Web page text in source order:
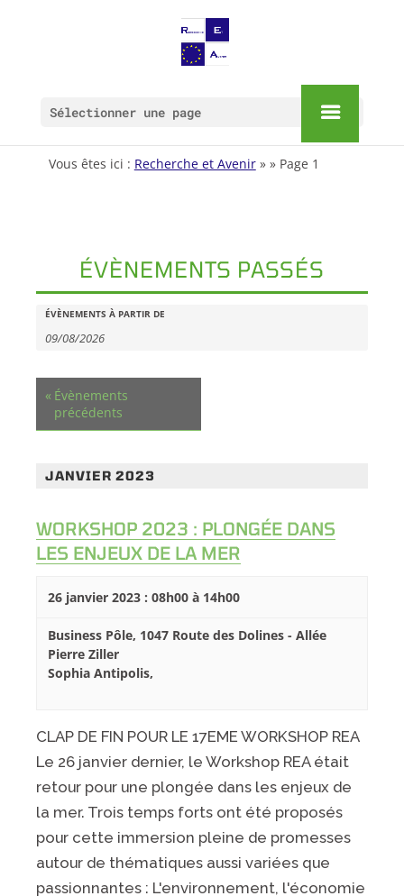
Sélectionner une page
Vous êtes ici : Recherche et Avenir» » Page 1
ÉVÈNEMENTS PASSÉS
RECHERCHE
ET
NAVIGATION
DE
VUES
Rechercher
Évènements
ÉVÈNEMENTS À PARTIR DE
« Évènements
précédents
JANVIER 2023
WORKSHOP 2023 : PLONGÉE DANS
LES ENJEUX DE LA MER
26 janvier 2023 : 08h00 à 14h00
Business Pôle, 1047 Route des Dolines - Allée
Pierre Ziller
Sophia Antipolis,
CLAP DE FIN POUR LE 17EME WORKSHOP REA
Le 26 janvier dernier, le Workshop REA était
retour pour une plongée dans les enjeux de
la mer. Trois temps forts ont été proposés
pour cette immersion pleine de promesses
autour de thématiques aussi variées que
passionnantes : L'environnement, l'économie